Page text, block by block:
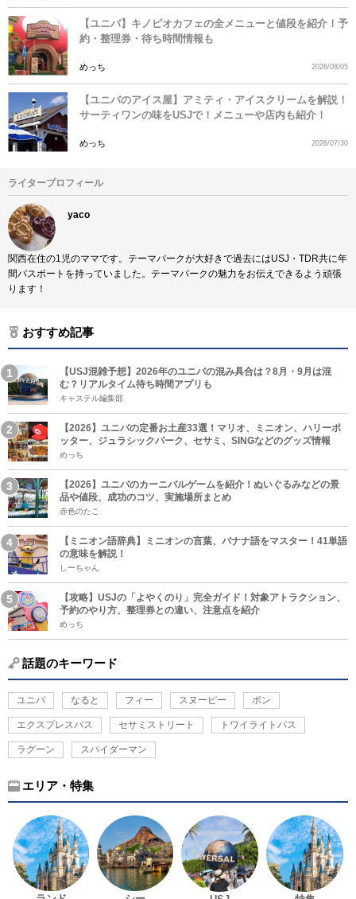
【ユニバ】キノピオカフェの全メニューと値段を紹介！予
約・整理券・待ち時間情報も
めっち 2026/08/05
【ユニバのアイス屋】アミティ・アイスクリームを解説！
サーティワンの味をUSJで！メニューや店内も紹介！
めっち 2026/07/30
ライタープロフィール
yaco
関西在住の1児のママです。テーマパークが大好きで過去にはUSJ・TDR共に年
間パスポートを持っていました。テーマパークの魅力をお伝えできるよう頑張
ります！
おすすめ記事
【USJ混雑予想】2026年のユニバの混み具合は？8月・9月は混
む？リアルタイム待ち時間アプリも
キャステル編集部
【2026】ユニバの定番お土産33選！マリオ、ミニオン、ハリーポ
ッター、ジュラシックパーク、セサミ、SINGなどのグッズ情報
めっち
【2026】ユニバのカーニバルゲームを紹介！ぬいぐるみなどの景
品や値段、成功のコツ、実施場所まとめ
赤色のたこ
【ミニオン語辞典】ミニオンの言葉、バナナ語をマスター！41単語
の意味を解説！
しーちゃん
【攻略】USJの「よやくのり」完全ガイド！対象アトラクション、
予約のやり方、整理券との違い、注意点を紹介
めっち
話題のキーワード
ユニバ なると フィー スヌーピー ボン
エクスプレスパス セサミストリート トワイライトパス
ラグーン スパイダーマン
エリア・特集